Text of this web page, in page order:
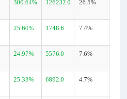
300.64% 126232.0 26.5%
25.60% 1748.6 7.4%
24.97% 5576.0 7.6%
25.33% 6892.0 4.7%